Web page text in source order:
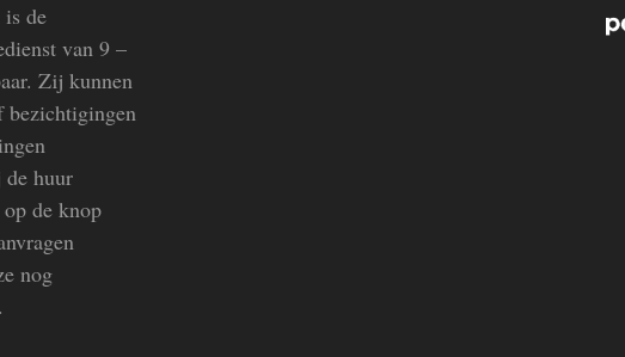
is de
van 9 –
Zij kunnen
bezichtigingen
huur
de knop
nog